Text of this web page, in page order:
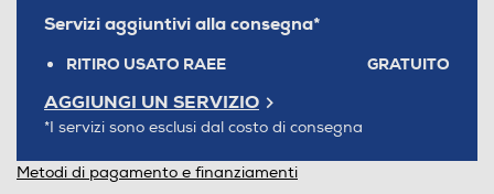
Servizi aggiuntivi alla consegna*
RITIRO USATO RAEE GRATUITO
AGGIUNGI UN SERVIZIO
*I servizi sono esclusi dal costo di consegna
Metodi di pagamento e finanziamenti